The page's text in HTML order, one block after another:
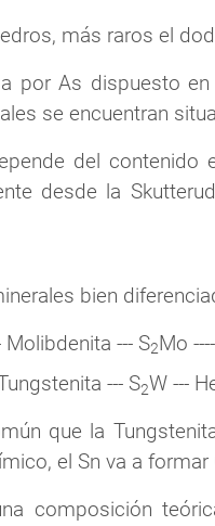
más raros el
por As dispuesto
se encuentran
del
desde la
bien
--- S2Mo
--- S2W ---
que la
el Sn va a
composición